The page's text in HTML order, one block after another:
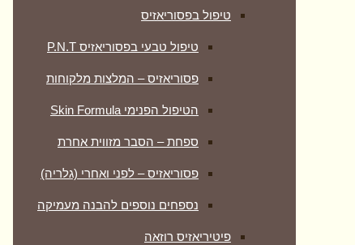
טיפול בפסוריאזיס
טיפול טבעי בפסוריאזיס P.N.T
פסוריאזיס – המלצות מלקוחות
הטיפול הפנימי Skin Formula
ספחת – הסבר מזווית אחרת
פסוריאזיס – לפני ואחרי (גלריה)
נספחים נוספים להבנה מעמיקה
פיטיריאזיס רוזאה